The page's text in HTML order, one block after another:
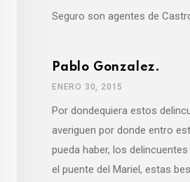
Seguro son agentes de
Pablo Gonzalez.
ENERO 30, 2015
Por dondequiera estos
averiguen por donde entro
pueda haber, los
el puente del Mariel, estas